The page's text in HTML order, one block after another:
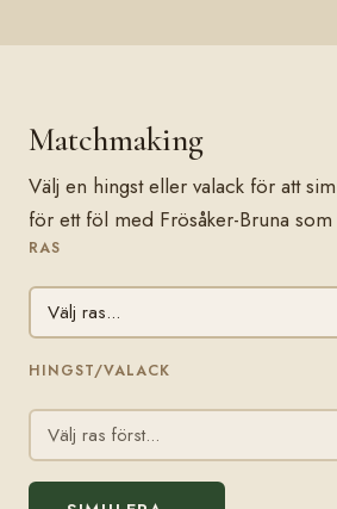
Matchmaking
Välj en hingst eller valack för att
för ett föl med Frösåker-Bruna
RAS
HINGST/VALACK